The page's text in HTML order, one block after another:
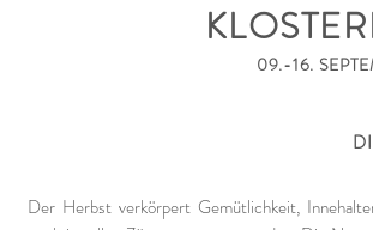
09.-16.
Der Herbst verkörpert Gemütlichkeit,